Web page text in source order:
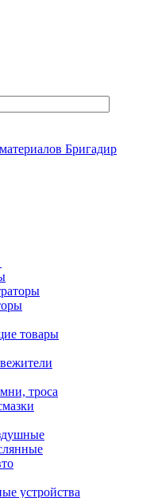
товары
троса
устройства